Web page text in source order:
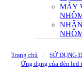
MÁY
Trang chủ
SỬ DỤNG
Ứng dụng của đèn led